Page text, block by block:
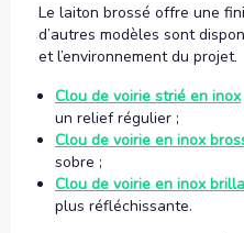
Le laiton brossé offre une
d’autres modèles sont
et l’environnement du projet.
Clou de voirie strié en inox
un relief régulier ;
Clou de voirie en inox
sobre ;
Clou de voirie en inox
plus réfléchissante.